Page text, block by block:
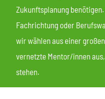
Zukunftsplanung
Fachrichtung oder
wir wählen aus einer
vernetzte Mentor/innen
stehen.